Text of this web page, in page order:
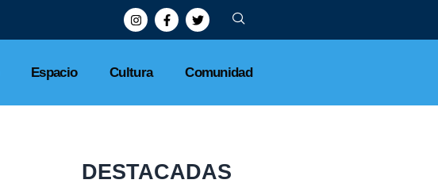
Espacio Cultura Comunidad
DESTACADAS